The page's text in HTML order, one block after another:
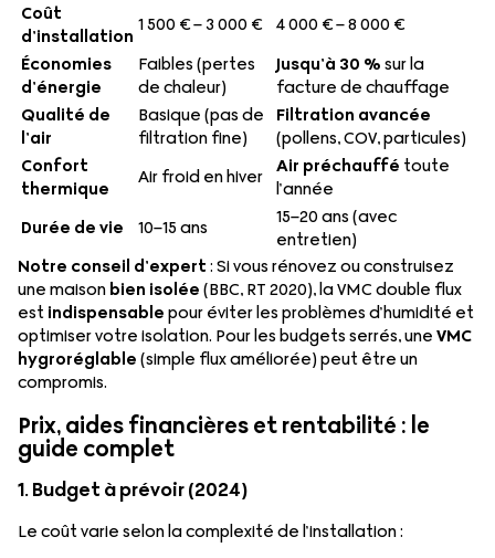
Coût
d’installation 1 500 € – 3 000 € 4 000 € – 8 000 €
Économies
d’énergie
Faibles (pertes
de chaleur)
Jusqu’à 30 %sur la
facture de chauffage
Qualité de
l’air
Basique (pas de
filtration fine)
Filtration avancée
(pollens, COV, particules)
Confort
thermique
Air froid en hiver Air préchauffé toute
l’année
Durée de vie
10–15 ans
15–20 ans (avec
entretien)
Notre conseil d’expert: Si vous rénovez ou construisez
une maisonbien isolée(BBC, RT 2020), la VMC double flux
estindispensablepour éviter les problèmes d’humidité et
optimiser votre isolation. Pour les budgets serrés, uneVMC
hygroréglable(simple flux améliorée) peut être un
compromis.
Prix, aides financières et rentabilité : le
guide complet
1. Budget à prévoir (2024)
Le coût varie selon la complexité de l’installation :